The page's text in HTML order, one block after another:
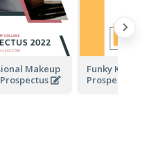
Makeup
Funky
Prospectus